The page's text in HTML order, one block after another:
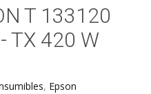
T 133120
TX 420 W
, Epson